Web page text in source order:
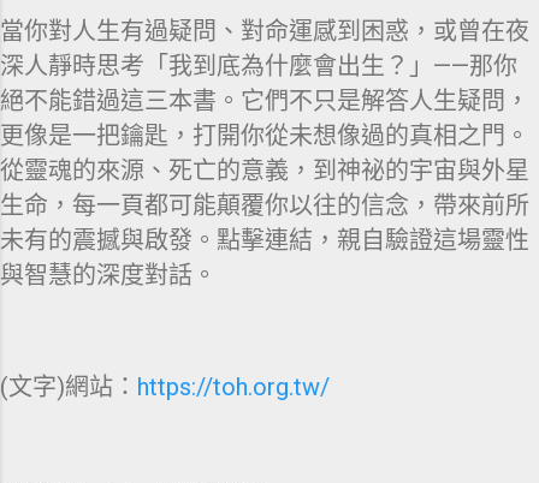
當你對人生有過疑問、對命運感到困惑，或曾在夜
深人靜時思考「我到底為什麼會出生？」——那你
絕不能錯過這三本書。它們不只是解答人生疑問，
更像是一把鑰匙，打開你從未想像過的真相之門。
從靈魂的來源、死亡的意義，到神祕的宇宙與外星
生命，每一頁都可能顛覆你以往的信念，帶來前所
未有的震撼與啟發。點擊連結，親自驗證這場靈性
與智慧的深度對話。
(文字)網站： https://toh.org.tw/